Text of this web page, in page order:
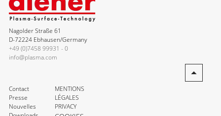
Nagolder Straße 61
D-72224 Ebhausen/Germany
+49 (0)7458 99931 - 0
info@plasma.com
Contact
Presse
Nouvelles
MENTIONS
LÉGALES
PRIVACY